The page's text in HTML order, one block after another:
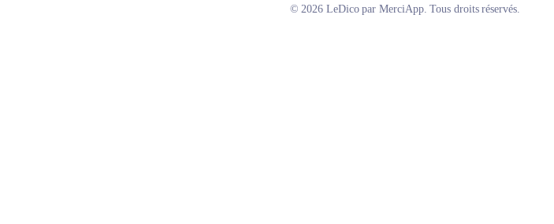
© 2026 LeDico par MerciApp. Tous droits réservés.